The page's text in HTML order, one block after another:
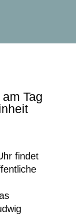
Tag
findet